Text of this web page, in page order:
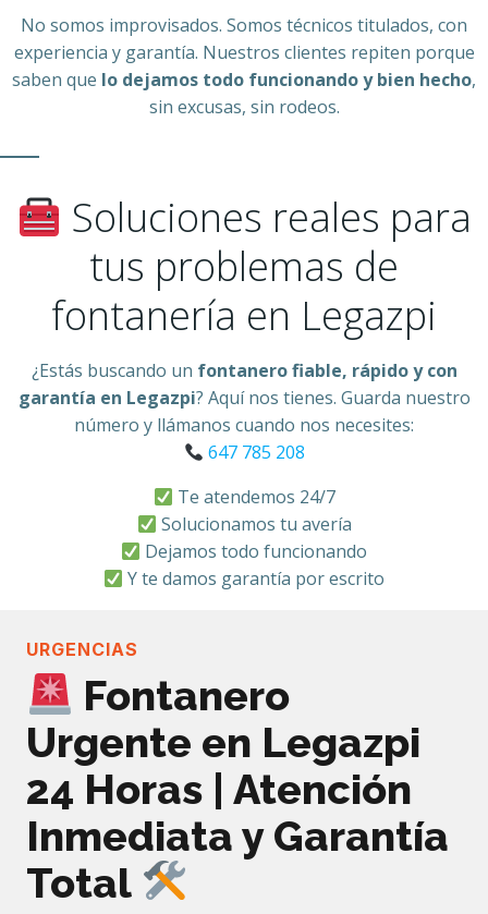
No somos improvisados. Somos técnicos titulados, con
experiencia y garantía. Nuestros clientes repiten porque
saben que lo dejamos todo funcionando y bien hecho,
sin excusas, sin rodeos.
Soluciones reales para
tus problemas de
fontanería en Legazpi
¿Estás buscando un fontanero fiable, rápido y con
garantía en Legazpi? Aquí nos tienes. Guarda nuestro
número y llámanos cuando nos necesites:
647 785 208
Te atendemos 24/7
Solucionamos tu avería
Dejamos todo funcionando
Y te damos garantía por escrito
URGENCIAS
Fontanero
Urgente en Legazpi
24 Horas | Atención
Inmediata y Garantía
Total